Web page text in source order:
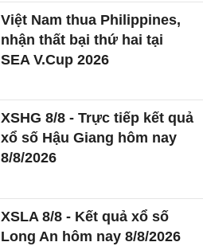
Việt Nam thua Philippines,
nhận thất bại thứ hai tại
SEA V.Cup 2026
XSHG 8/8 - Trực tiếp kết quả
xổ số Hậu Giang hôm nay
8/8/2026
XSLA 8/8 - Kết quả xổ số
Long An hôm nay 8/8/2026